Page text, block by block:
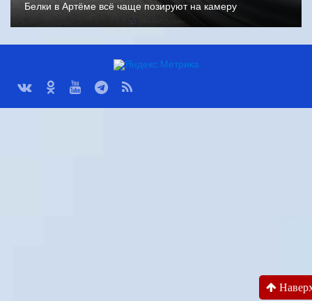
Белки в Артёме всё чаще позируют на камеру